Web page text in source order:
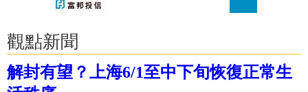
觀點新聞
解封有望？上海6/1至中下旬恢復正常生